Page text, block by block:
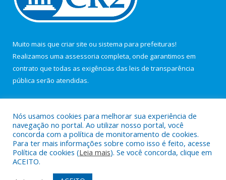
Muito mais que criar site ou sistema para prefeituras!
Realizamos uma assessoria completa, onde garantimos em
contrato que todas as exigências das leis de transparência
pública serão atendidas.
Todos os direitos reservados a Câmara Municipal de Maracanã.
Nós usamos cookies para melhorar sua experiência de
navegação no portal. Ao utilizar nosso portal, você
concorda com a política de monitoramento de cookies.
Para ter mais informações sobre como isso é feito, acesse
Política de cookies (Leia mais). Se você concorda, clique em
ACEITO.